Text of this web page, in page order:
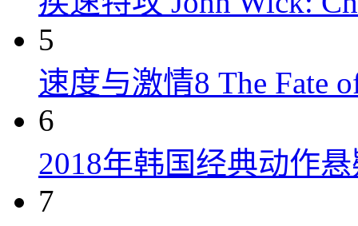
5
速度与激情8 The Fate
6
2018年韩国经典动作
7